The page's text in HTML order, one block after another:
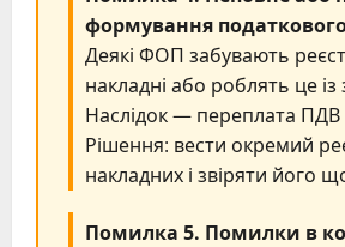
формування
Деякі ФОП забувають
накладні або роблять це
Наслідок — переплата
Рішення: вести окремий
накладних і звіряти його
Помилка 5. Помилки в